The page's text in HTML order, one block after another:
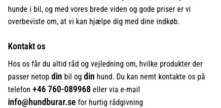
hunde i bil, og med vores brede viden og gode priser er vi
overbeviste om, at vi kan hjælpe dig med dine indkøb.
Kontakt os
Hos os får du altid råd og vejledning om, hvilke produkter der
passer netop din bil og din hund. Du kan nemt kontakte os på
telefon +46760-089968 eller via e-mail
info@hundburar.se for hurtig rådgivning